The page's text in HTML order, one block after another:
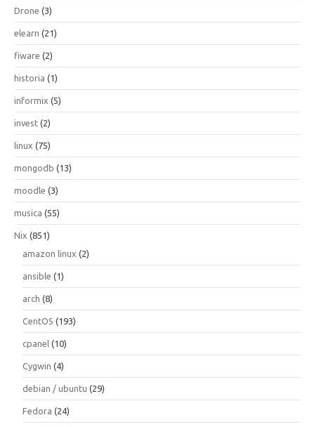
Drone (3)
elearn (21)
fiware (2)
historia (1)
informix (5)
invest (2)
linux (75)
mongodb (13)
moodle (3)
musica (55)
Nix (851)
amazon linux (2)
ansible (1)
arch (8)
CentOS (193)
cpanel (10)
Cygwin (4)
debian / ubuntu (29)
Fedora (24)